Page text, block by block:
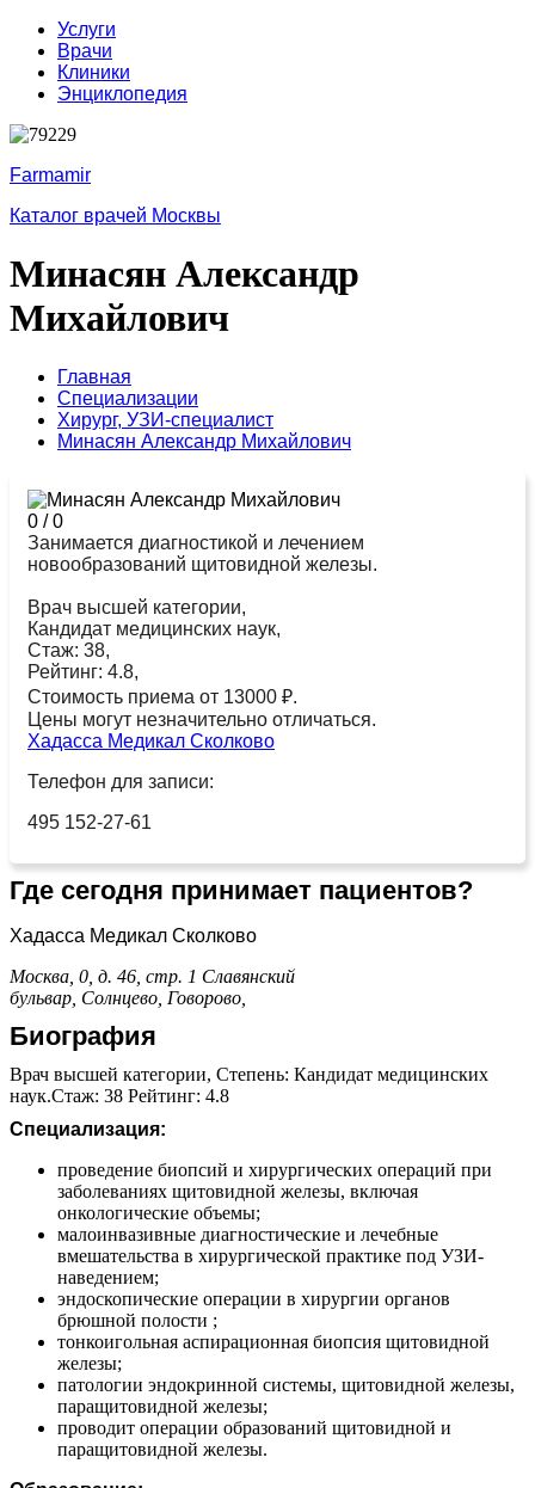
Услуги
Врачи
Клиники
Энциклопедия
Farmamir
Каталог врачей Москвы
Минасян Александр
Михайлович
Главная
Специализации
Хирург, УЗИ-специалист
Минасян Александр Михайлович
0 /0
Занимается диагностикой и лечением
новообразований щитовидной железы.
Врач высшей категории,
Кандидат медицинских наук,
Стаж: 38,
Рейтинг: 4.8,
Стоимость приема от 13000 ₽.
Цены могут незначительно отличаться.
Хадасса Медикал Сколково
Телефон для записи:
495 152-27-61
Где сегодня принимает пациентов?
Хадасса Медикал Сколково
Москва, 0, д. 46, стр. 1 Славянский
бульвар, Солнцево, Говорово,
Биография
Врач высшей категории, Степень: Кандидат медицинских
наук.Стаж: 38 Рейтинг: 4.8
Специализация:
проведение биопсий и хирургических операций при
заболеваниях щитовидной железы, включая
онкологические объемы;
малоинвазивные диагностические и лечебные
вмешательства в хирургической практике под УЗИ-
наведением;
эндоскопические операции в хирургии органов
брюшной полости ;
тонкоигольная аспирационная биопсия щитовидной
железы;
патологии эндокринной системы, щитовидной железы,
паращитовидной железы;
проводит операции образований щитовидной и
паращитовидной железы.